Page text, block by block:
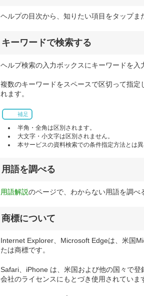
ヘルプの目次から、知りたい項目をタップま
キーワードで検索する
ヘルプ検索の入力ボックスにキーワードを入
複数のキーワードをスペースで区切って指
れます。
補足
半角・全角は区別されます。
大文字・小文字は区別されません。
本サービスの資料検索での条件指定方法とは異
用語を調べる
用語解説のページで、わからない用語を調べ
商標について
Internet Explorer、Microsoft Edgeは、米国
たは商標です。
Safari、iPhone は、米国および他の国々で
会社のライセンスにもとづき使用されていま